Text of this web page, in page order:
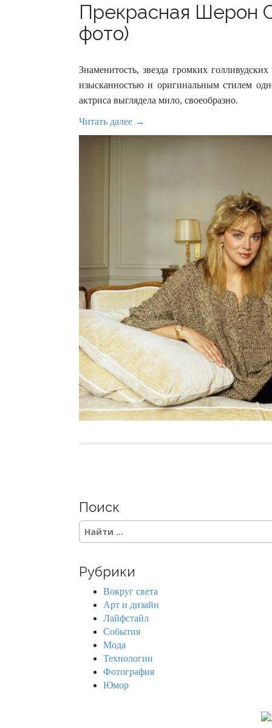
Прекрасная Шерон
фото)
Знаменитость, звезда громких
изысканностью и оригинальным стилем
актриса выглядела мило, своеобразно.
Читать далее →
Поиск
S
e
c
Рубрики
Вокруг света
Арт и дизайн
Лайфстайл
События
Мода
Технологии
Фотография
Юмор